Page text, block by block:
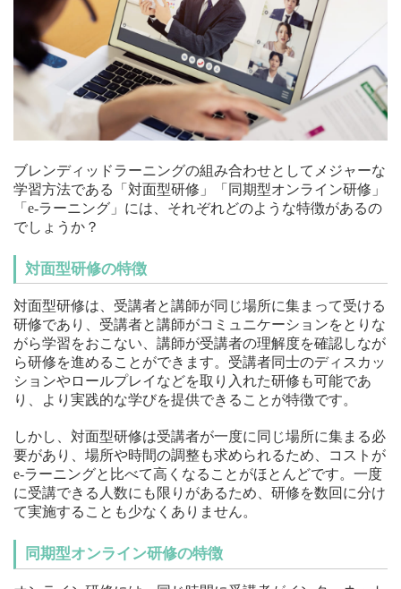
ブレンディッドラーニングの組み合わせとしてメジャーな
学習方法である「対面型研修」「同期型オンライン研修」
「e-ラーニング」には、それぞれどのような特徴があるの
でしょうか？
対面型研修の特徴
対面型研修は、受講者と講師が同じ場所に集まって受ける
研修であり、受講者と講師がコミュニケーションをとりな
がら学習をおこない、講師が受講者の理解度を確認しなが
ら研修を進めることができます。受講者同士のディスカッ
ションやロールプレイなどを取り入れた研修も可能であ
り、より実践的な学びを提供できることが特徴です。
しかし、対面型研修は受講者が一度に同じ場所に集まる必
要があり、場所や時間の調整も求められるため、コストが
e-ラーニングと比べて高くなることがほとんどです。一度
に受講できる人数にも限りがあるため、研修を数回に分け
て実施することも少なくありません。
同期型オンライン研修の特徴